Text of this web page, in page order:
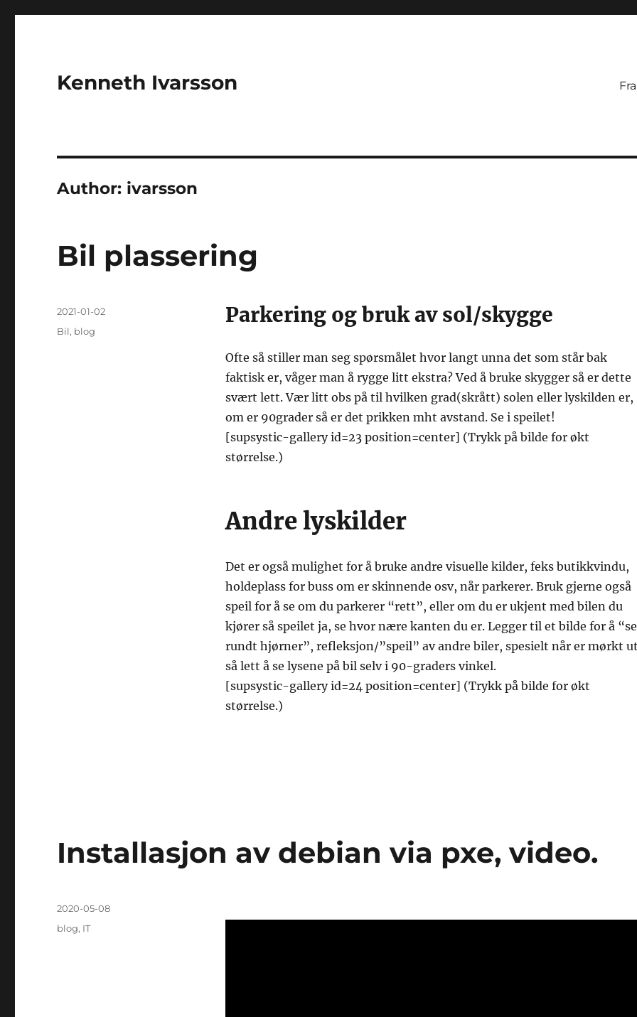
Kenneth Ivarsson
Author: ivarsson
Bil plassering
Parkering og bruk av sol/skygge
Ofte så stiller man seg spørsmålet hvor langt unna det som står bak
faktisk er, våger man å rygge litt ekstra? Ved å bruke skygger så er dette
svært lett. Vær litt obs på til hvilken grad(skrått) solen eller lyskilden er,
om er 90grader så er det prikken mht avstand. Se i speilet!
[supsystic-gallery id=23 position=center] (Trykk på bilde for økt
størrelse.)
Andre lyskilder
Det er også mulighet for å bruke andre visuelle kilder, feks butikkvindu,
holdeplass for buss om er skinnende osv, når parkerer. Bruk gjerne også
speil for å se om du parkerer “rett”, eller om du er ukjent med bilen du
kjører så speilet ja, se hvor nære kanten du er. Legger til et bilde for å “se
rundt hjørner”, refleksjon/”speil” av andre biler, spesielt når er mørkt
så lett å se lysene på bil selv i 90-graders vinkel.
[supsystic-gallery id=24 position=center] (Trykk på bilde for økt
størrelse.)
Posted
on
2021-01-02
Categories
Bil, blog
Installasjon av debian via pxe, video.
Posted
on
2020-05-08
Categories
blog, IT